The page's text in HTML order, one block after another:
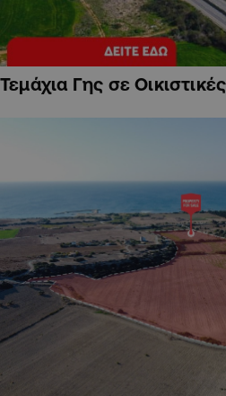
Τεμάχια Γης σε